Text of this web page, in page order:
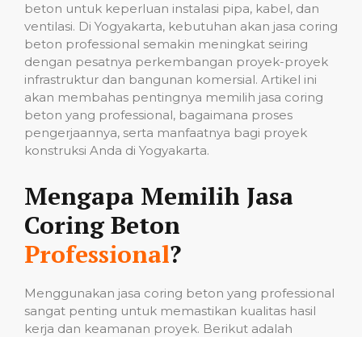
beton untuk keperluan instalasi pipa, kabel, dan
ventilasi. Di Yogyakarta, kebutuhan akan jasa coring
beton professional semakin meningkat seiring
dengan pesatnya perkembangan proyek-proyek
infrastruktur dan bangunan komersial. Artikel ini
akan membahas pentingnya memilih jasa coring
beton yang professional, bagaimana proses
pengerjaannya, serta manfaatnya bagi proyek
konstruksi Anda di Yogyakarta.
Mengapa Memilih Jasa
Coring Beton
Professional?
Menggunakan jasa coring beton yang professional
sangat penting untuk memastikan kualitas hasil
kerja dan keamanan proyek. Berikut adalah